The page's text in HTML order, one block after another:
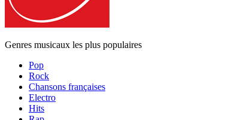
Genres musicaux les plus populaires
Pop
Rock
Chansons françaises
Electro
Hits